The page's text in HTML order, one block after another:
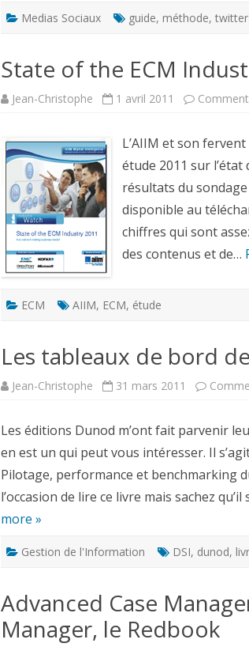
Medias Sociaux guide, méthode, twitter
State of the ECM
Jean-Christophe 1 avril 2011
L’AIIM et son
étude 2011 sur l’état
résultats du
disponible au
chiffres qui sont
des contenus et de…
ECM AIIM, ECM, étude
Les tableaux de bord
Jean-Christophe 31 mars 2011
Les éditions Dunod m’ont fait parvenir
en est un qui peut vous intéresser. Il
Pilotage, performance et benchmarking
l’occasion de lire ce livre mais sachez
more »
Gestion de l'Information DSI, dunod,
Advanced Case
Manager, le Redbook